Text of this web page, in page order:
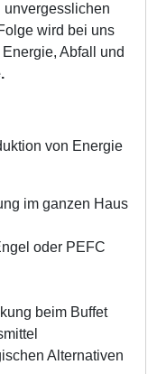
wird bei uns
Abfall und
von Energie
im ganzen Haus
oder PEFC
beim Buffet
Alternativen